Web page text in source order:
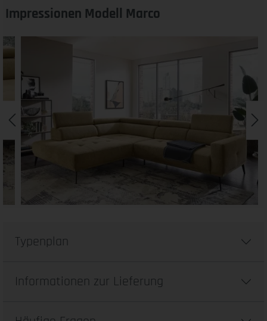
Impressionen Modell Marco
Typenplan
Informationen zur Lieferung